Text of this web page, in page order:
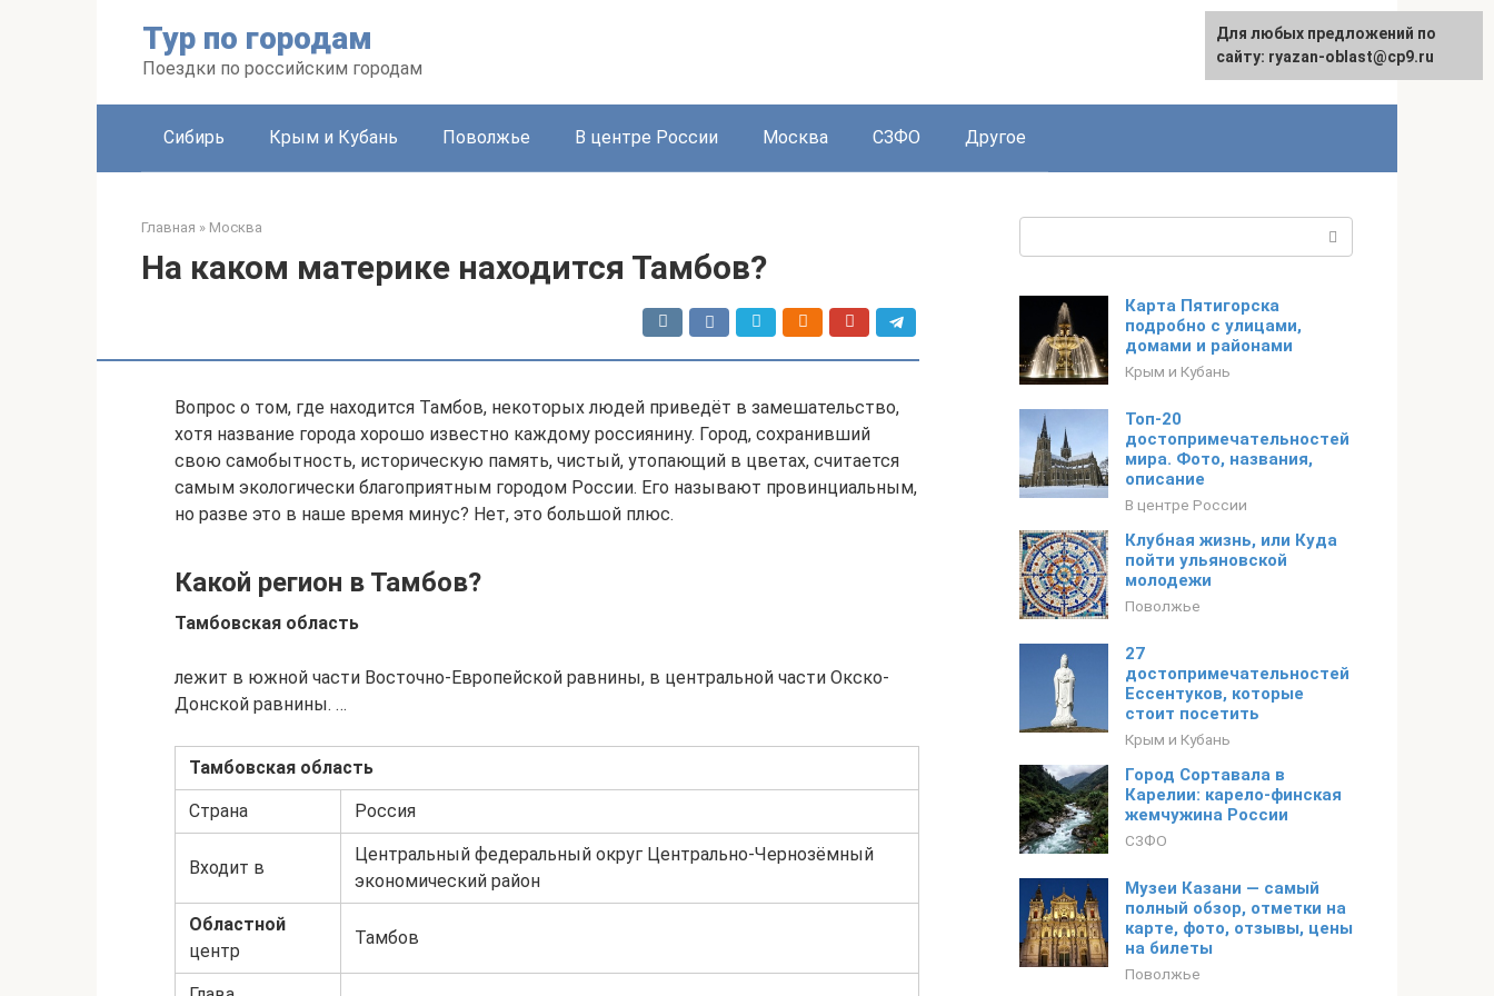
Тур по городам
Поездки по российским городам
Сибирь Крым и Кубань Поволжье В центре России Москва СЗФО Другое
Главная » Москва
На каком материке находится Тамбов?
Вопрос о том, где находится Тамбов, некоторых людей приведёт в замешательство,
хотя название города хорошо известно каждому россиянину. Город, сохранивший
свою самобытность, историческую память, чистый, утопающий в цветах, считается
самым экологически благоприятным городом России. Его называют провинциальным,
но разве это в наше время минус? Нет, это большой плюс.
Какой регион в Тамбов?
Тамбовская область
лежит в южной части Восточно-Европейской равнины, в центральной части Окско-
Донской равнины. …
Тамбовская область
Страна Россия
Входит в
Центральный федеральный округ Центрально-Чернозёмный
экономический район
Областной
центр
Тамбов
Карта Пятигорска
подробно с улицами,
домами и районами
Крым и Кубань
Топ-20
достопримечательностей
мира. Фото, названия,
описание
В центре России
Клубная жизнь, или Куда
пойти ульяновской
молодежи
Поволжье
27
достопримечательностей
Ессентуков, которые
стоит посетить
Крым и Кубань
Город Сортавала в
Карелии: карело-финская
жемчужина России
СЗФО
Музеи Казани — самый
полный обзор, отметки на
карте, фото, отзывы, цены
на билеты
Поволжье
Для любых предложений по
сайту: ryazan-oblast@cp9.ru